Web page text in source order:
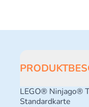
LEGO® Ninjago®
Standardkarte